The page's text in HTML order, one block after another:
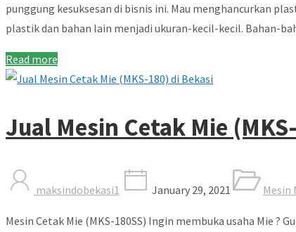
punggung kesuksesan di bisnis ini. Mau menghancurkan
plastik dan bahan lain menjadi ukuran-kecil-kecil. Bahan-
Read more
Jual Mesin Cetak Mie
maksindobekasi1 January 29, 2021 Mesin
Mesin Cetak Mie (MKS-180SS) Ingin membuka usaha Mie